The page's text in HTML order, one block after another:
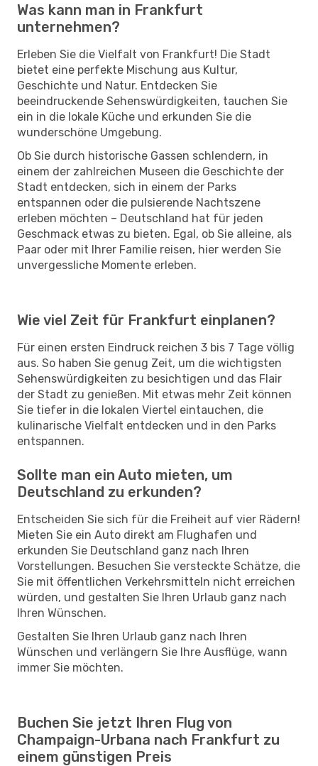
Was kann man in Frankfurt
unternehmen?
Erleben Sie die Vielfalt von Frankfurt! Die Stadt
bietet eine perfekte Mischung aus Kultur,
Geschichte und Natur. Entdecken Sie
beeindruckende Sehenswürdigkeiten, tauchen Sie
ein in die lokale Küche und erkunden Sie die
wunderschöne Umgebung.
Ob Sie durch historische Gassen schlendern, in
einem der zahlreichen Museen die Geschichte der
Stadt entdecken, sich in einem der Parks
entspannen oder die pulsierende Nachtszene
erleben möchten – Deutschland hat für jeden
Geschmack etwas zu bieten. Egal, ob Sie alleine, als
Paar oder mit Ihrer Familie reisen, hier werden Sie
unvergessliche Momente erleben.
Wie viel Zeit für Frankfurt einplanen?
Für einen ersten Eindruck reichen 3 bis 7 Tage völlig
aus. So haben Sie genug Zeit, um die wichtigsten
Sehenswürdigkeiten zu besichtigen und das Flair
der Stadt zu genießen. Mit etwas mehr Zeit können
Sie tiefer in die lokalen Viertel eintauchen, die
kulinarische Vielfalt entdecken und in den Parks
entspannen.
Sollte man ein Auto mieten, um
Deutschland zu erkunden?
Entscheiden Sie sich für die Freiheit auf vier Rädern!
Mieten Sie ein Auto direkt am Flughafen und
erkunden Sie Deutschland ganz nach Ihren
Vorstellungen. Besuchen Sie versteckte Schätze, die
Sie mit öffentlichen Verkehrsmitteln nicht erreichen
würden, und gestalten Sie Ihren Urlaub ganz nach
Ihren Wünschen.
Gestalten Sie Ihren Urlaub ganz nach Ihren
Wünschen und verlängern Sie Ihre Ausflüge, wann
immer Sie möchten.
Buchen Sie jetzt Ihren Flug von
Champaign-Urbana nach Frankfurt zu
einem günstigen Preis